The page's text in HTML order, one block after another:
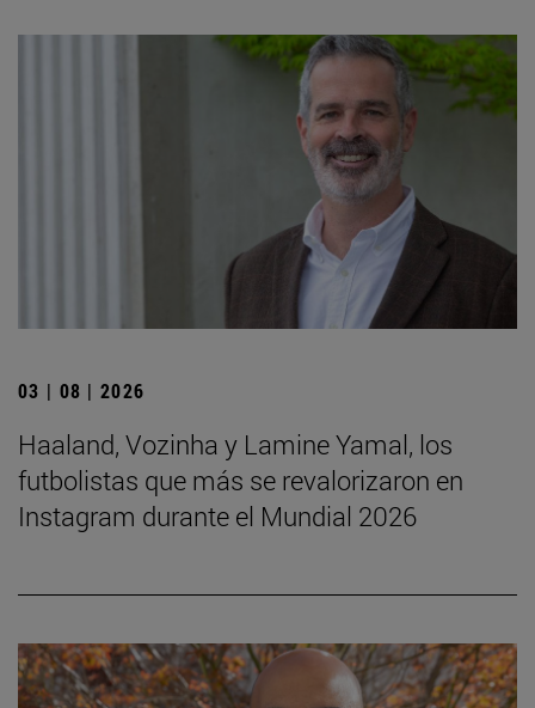
03 | 08 | 2026
Haaland, Vozinha y Lamine Yamal, los
futbolistas que más se revalorizaron en
Instagram durante el Mundial 2026